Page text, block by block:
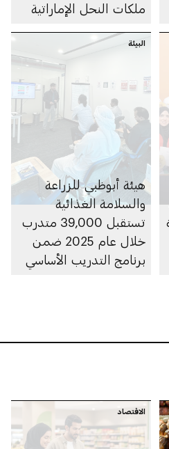
ملكات النحل الإماراتية
البيئة
هيئة أبوظبي للزراعة
والسلامة الغذائية
تستقبل 39,000 متدرب
خلال عام 2025 ضمن
برنامج التدريب الأساسي
الاقتصاد